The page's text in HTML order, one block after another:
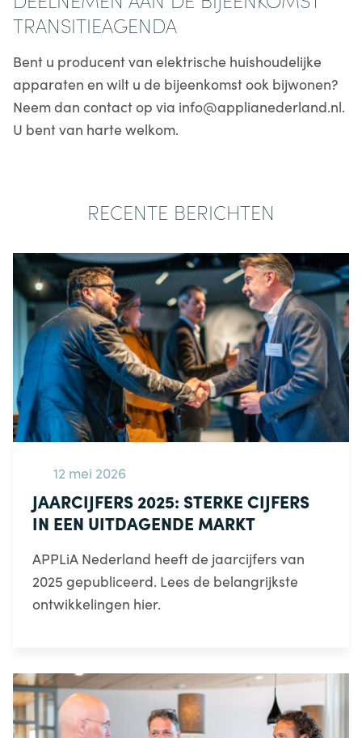
TRANSITIEAGENDA
Bent u producent van elektrische huishoudelijke
apparaten en wilt u de bijeenkomst ook bijwonen?
Neem dan contact op via info@applianederland.nl.
U bent van harte welkom.
RECENTE BERICHTEN
12 mei 2026
JAARCIJFERS 2025: STERKE CIJFERS
IN EEN UITDAGENDE MARKT
APPLiA Nederland heeft de jaarcijfers van
2025 gepubliceerd. Lees de belangrijkste
ontwikkelingen hier.